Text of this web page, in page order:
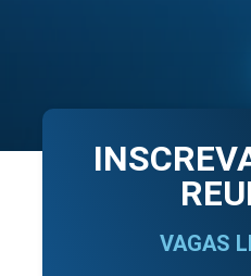
VAGAS